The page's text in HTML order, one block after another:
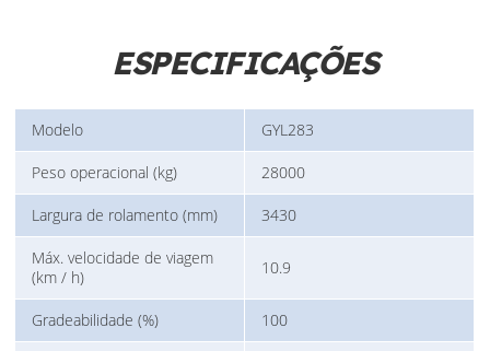
ESPECIFICAÇÕES
Modelo GYL283
Peso operacional (kg) 28000
Largura de rolamento (mm) 3430
Máx. velocidade de viagem
(km / h)
10.9
Gradeabilidade (%) 100